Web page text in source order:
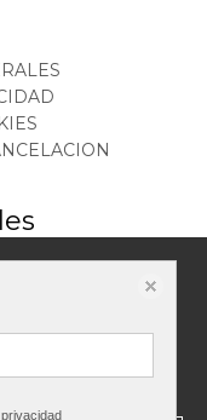
habilitar la funcionalidad
Puede cambiar su